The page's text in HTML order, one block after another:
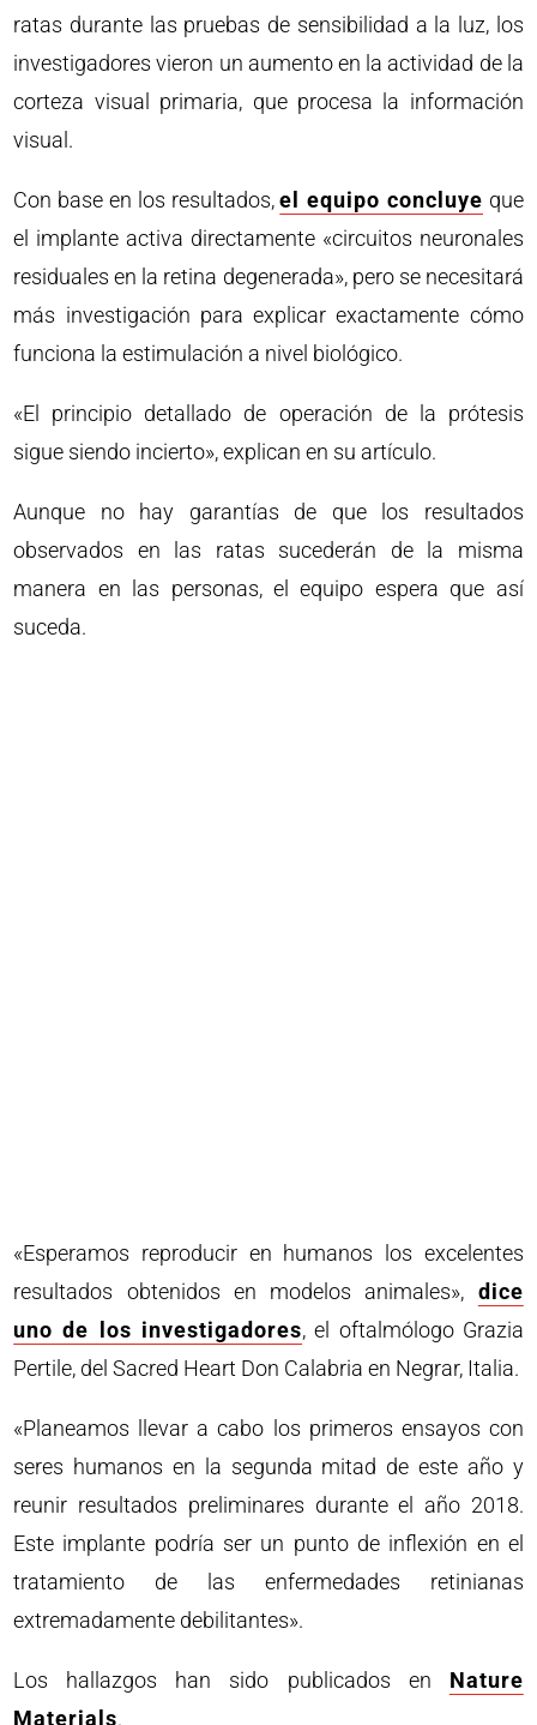
ratas durante las pruebas de sensibilidad a la luz, los
investigadores vieron un aumento en la actividad de la
corteza visual primaria, que procesa la información
visual.
Con base en los resultados,el equipo concluye que
el implante activa directamente «circuitos neuronales
residuales en la retina degenerada», pero se necesitará
más investigación para explicar exactamente cómo
funciona la estimulación a nivel biológico.
«El principio detallado de operación de la prótesis
sigue siendo incierto», explican en su artículo.
Aunque no hay garantías de que los resultados
observados en las ratas sucederán de la misma
manera en las personas, el equipo espera que así
suceda.
«Esperamos reproducir en humanos los excelentes
resultados obtenidos en modelos animales», dice
uno de los investigadores, el oftalmólogo Grazia
Pertile, del Sacred Heart Don Calabria en Negrar, Italia.
«Planeamos llevar a cabo los primeros ensayos con
seres humanos en la segunda mitad de este año y
reunir resultados preliminares durante el año 2018.
Este implante podría ser un punto de inflexión en el
tratamiento de las enfermedades retinianas
extremadamente debilitantes».
Los hallazgos han sido publicados en Nature
Materials.